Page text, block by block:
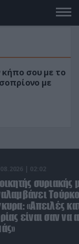
σου με το
με
| 02:02
συριακής
«Απειλές
είναι σαν να